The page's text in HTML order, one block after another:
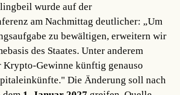
wurde auf der
am Nachmittag deutlicher: „Um
zu bewältigen, erweitern wir
des Staates. Unter anderem
Krypto-Gewinne künftig genauso
Die Änderung soll nach